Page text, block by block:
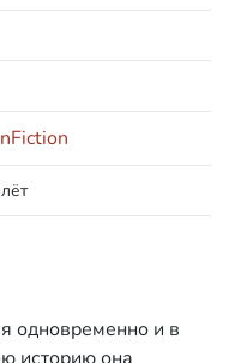
одновременно и в